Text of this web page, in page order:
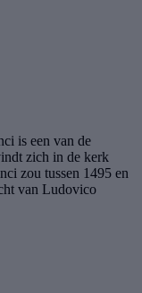
is een van de
zich in de kerk
zou tussen 1495 en
van Ludovico